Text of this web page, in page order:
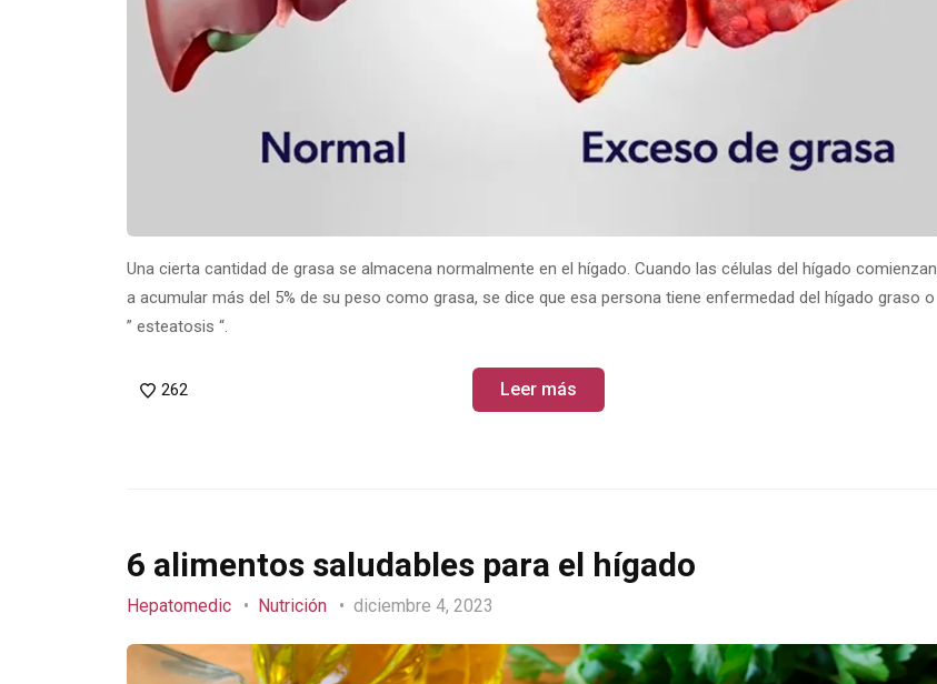
Una cierta cantidad de grasa se almacena normalmente en el hígado. Cuando las células del hígado comienzan
a acumular más del 5% de su peso como grasa, se dice que esa persona tiene enfermedad del hígado graso o
” esteatosis “.
262 Leer más
6 alimentos saludables para el hígado
Hepatomedic Nutrición diciembre 4, 2023